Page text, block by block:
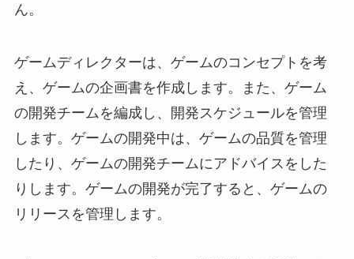
ん。
ゲームディレクターは、ゲームのコンセプトを考
え、ゲームの企画書を作成します。また、ゲーム
の開発チームを編成し、開発スケジュールを管理
します。ゲームの開発中は、ゲームの品質を管理
したり、ゲームの開発チームにアドバイスをした
りします。ゲームの開発が完了すると、ゲームの
リリースを管理します。